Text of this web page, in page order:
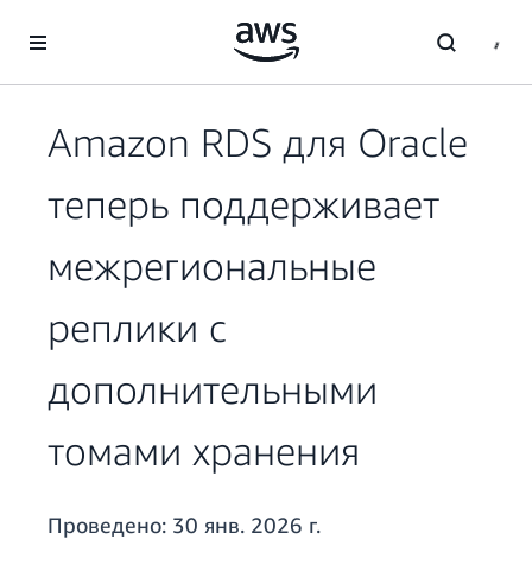
Перейти к главному контенту
Amazon RDS для Oracle
теперь поддерживает
межрегиональные
реплики с
дополнительными
томами хранения
Проведено: 30 янв. 2026 г.